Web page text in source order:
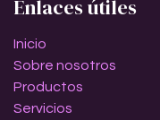
Enlaces útiles
Inicio
Sobre nosotros
Productos
Servicios